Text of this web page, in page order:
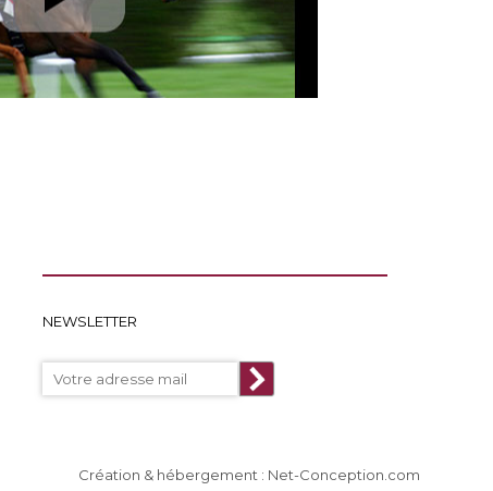
NEWSLETTER
Création & hébergement : Net-Conception.com